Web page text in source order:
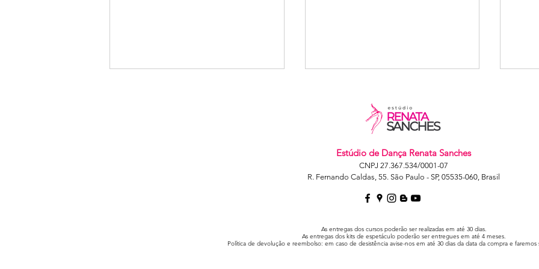
ballet adulto
letivo 21/22
Estúdio de Dança Renata Sanches
CNPJ 27.367.534/0001-07
R. Fernando Caldas, 55. São Paulo - SP, 05535-060, Brasil
As entregas dos cursos poderão ser realizadas em até 30 dias.
As entregas dos kits de espetáculo poderão ser entregues em até 4 meses.
Política de devolução e reembolso: em caso de desistência avise-nos em até 30 dias da data da compra e faremos